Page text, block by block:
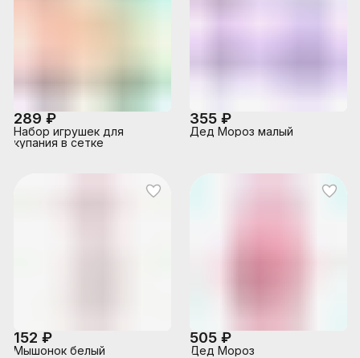
289 ₽
Набор игрушек для
купания в сетке
355 ₽
Дед Мороз малый
152 ₽
Мышонок белый
505 ₽
Дед Мороз